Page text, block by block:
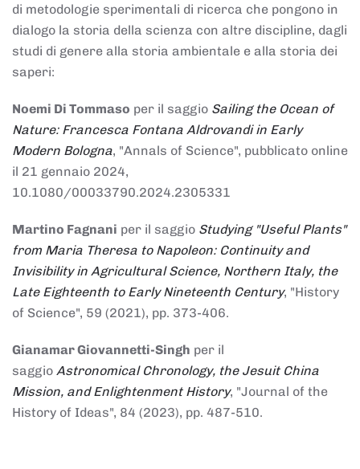
di metodologie sperimentali di ricerca che pongono in
dialogo la storia della scienza con altre discipline, dagli
studi di genere alla storia ambientale e alla storia dei
saperi:
Noemi Di Tommaso per il saggio Sailing the Ocean of
Nature: Francesca Fontana Aldrovandi in Early
Modern Bologna, "Annals of Science", pubblicato online
il 21 gennaio 2024,
10.1080/00033790.2024.2305331
Martino Fagnani per il saggio Studying "Useful Plants"
from Maria Theresa to Napoleon: Continuity and
Invisibility in Agricultural Science, Northern Italy, the
Late Eighteenth to Early Nineteenth Century, "History
of Science", 59 (2021), pp. 373-406.
Gianamar Giovannetti-Singh per il
saggio Astronomical Chronology, the Jesuit China
Mission, and Enlightenment History, "Journal of the
History of Ideas", 84 (2023), pp. 487-510.